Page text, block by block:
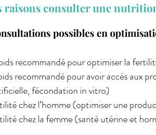
raisons consulter une
possibles en
recommandé pour optimiser la
recommandé pour avoir accès aux
fécondation in vitro)
chez l’homme (optimiser une
chez la femme (santé utérine et